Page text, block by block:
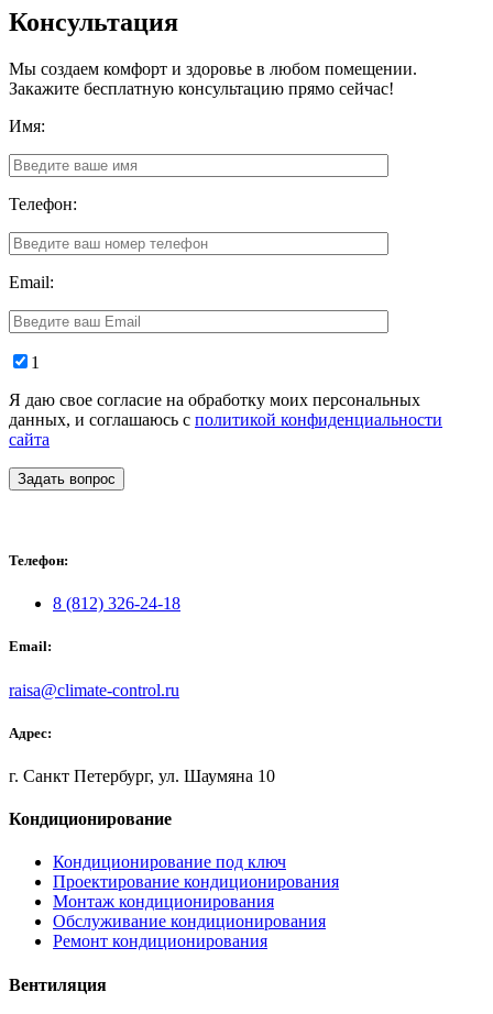
Консультация
Мы создаем комфорт и здоровье в любом помещении.
Закажите бесплатную консультацию прямо сейчас!
Имя:
Телефон:
Email:
1
Я даю свое согласие на обработку моих персональных
данных, и соглашаюсь с политикой конфиденциальности
сайта
Задать вопрос
Телефон:
8 (812) 326-24-18
Email:
raisa@climate-control.ru
Адрес:
г. Санкт Петербург, ул. Шаумяна 10
Кондиционирование
Кондиционирование под ключ
Проектирование кондиционирования
Монтаж кондиционирования
Обслуживание кондиционирования
Ремонт кондиционирования
Вентиляция